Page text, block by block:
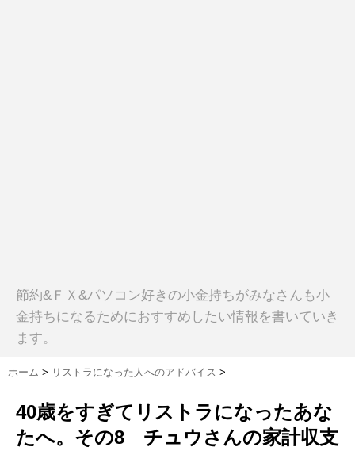
節約&ＦＸ&パソコン好きの小金持ちがみなさんも小
金持ちになるためにおすすめしたい情報を書いていき
ます。
ホーム > リストラになった人へのアドバイス >
40歳をすぎてリストラになったあな
たへ。その8 チュウさんの家計収支